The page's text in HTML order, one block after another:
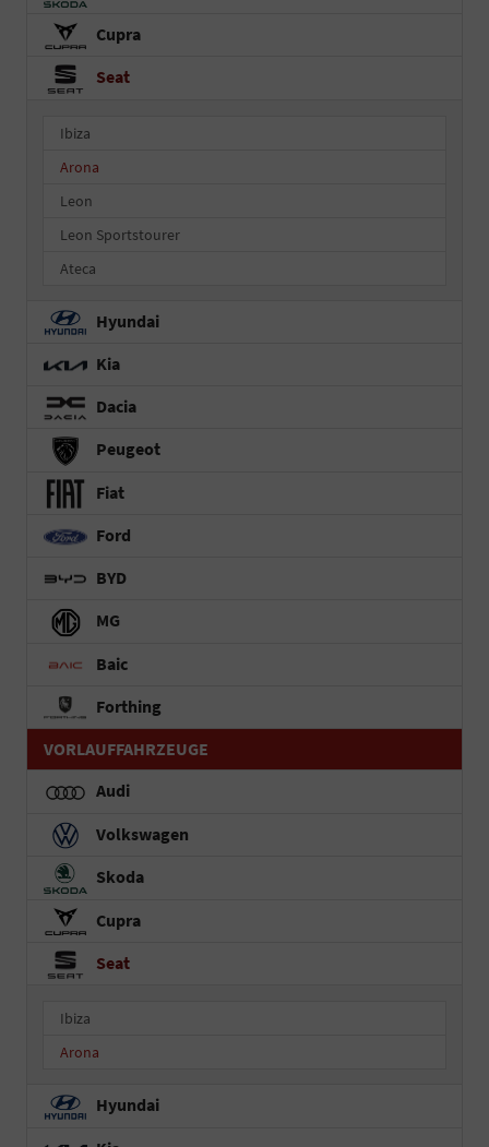
Cupra
Seat
Ibiza
Arona
Leon
Leon Sportstourer
Ateca
Hyundai
Kia
Dacia
Peugeot
Fiat
Ford
BYD
MG
Baic
Forthing
VORLAUFFAHRZEUGE
Audi
Volkswagen
Skoda
Cupra
Seat
Ibiza
Arona
Hyundai